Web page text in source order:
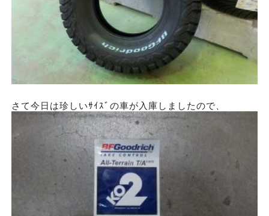
さて今日は珍しいｻｲｽﾞの車が入庫しましたので、